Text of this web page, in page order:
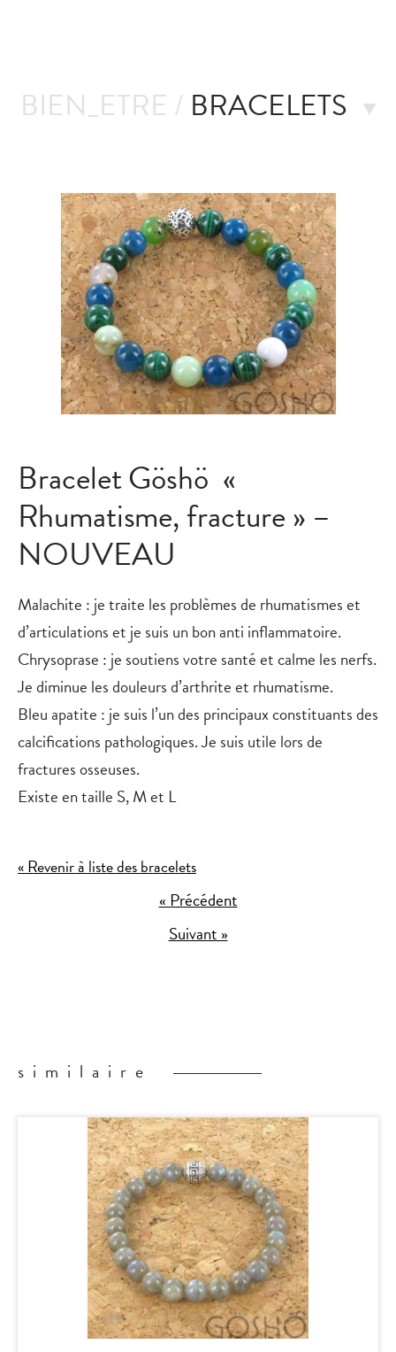
BIEN_ETRE / BRACELETS
Bracelet Göshö «
Rhumatisme, fracture » –
NOUVEAU
Malachite : je traite les problèmes de rhumatismes et
d’articulations et je suis un bon anti inflammatoire.
Chrysoprase : je soutiens votre santé et calme les nerfs.
Je diminue les douleurs d’arthrite et rhumatisme.
Bleu apatite : je suis l’un des principaux constituants des
calcifications pathologiques. Je suis utile lors de
fractures osseuses.
Existe en taille S, M et L
« Revenir à liste des bracelets
« Précédent
Suivant »
similaire